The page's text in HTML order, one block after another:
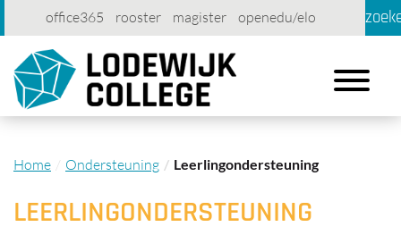
office365 rooster magister
openedu/elo
account
contact printen
Toggle
Home Ondersteuning Leerlingondersteuning
LEERLINGONDERSTEUNING